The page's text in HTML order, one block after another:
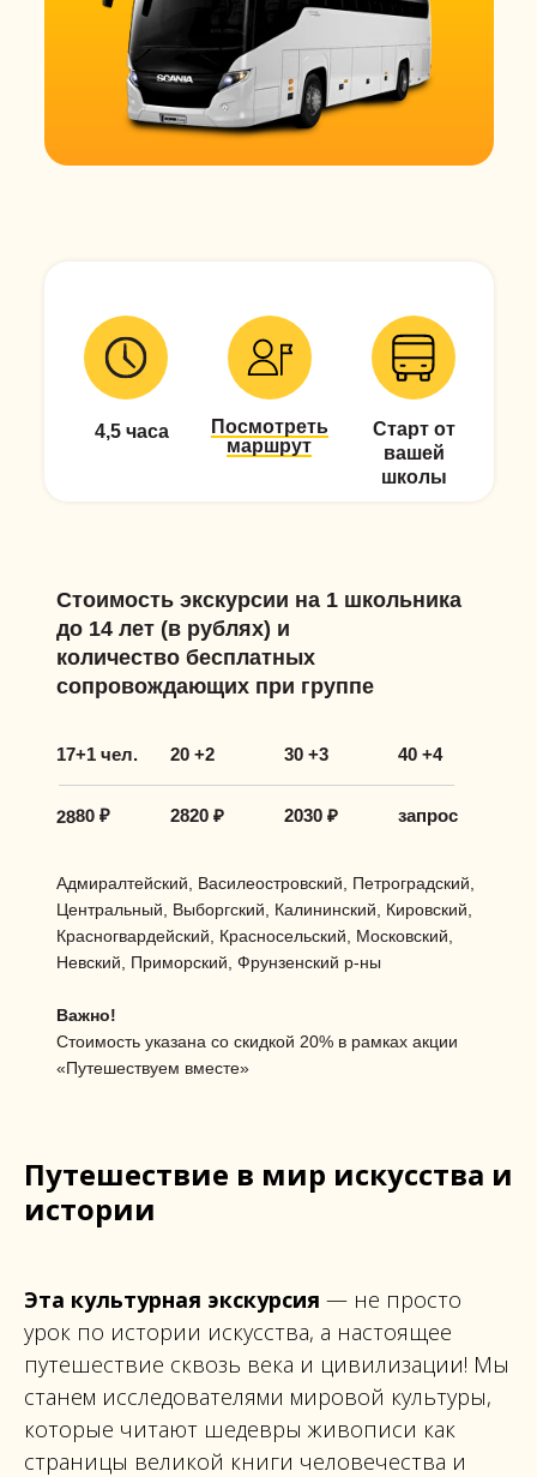
Старт от
вашей
школы
Посмотреть
маршрут
4,5 часа
30 +3
2030 ₽
40 +4
запрос
Стоимость экскурсии на 1 школьника
до 14 лет (в рублях) и
количество бесплатных
сопровождающих при группе
Адмиралтейский, Василеостровский, Петроградский,
Центральный, Выборгский, Калининский, Кировский,
Красногвардейский, Красносельский, Московский,
Невский, Приморский, Фрунзенский р-ны
Важно!
Стоимость указана со скидкой 20% в рамках акции
«Путешествуем вместе»
17+1 чел.
2880 ₽
20 +2
2820 ₽
Путешествие в мир искусства и
истории
Эта культурная экскурсия — не просто
урок по истории искусства, а настоящее
путешествие сквозь века и цивилизации! Мы
станем исследователями мировой культуры,
которые читают шедевры живописи как
страницы великой книги человечества и